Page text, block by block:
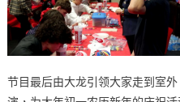
节目最后由大龙引领大家走到室